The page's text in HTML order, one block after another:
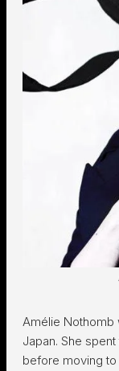
Amélie Nothomb
Japan. She
before moving to